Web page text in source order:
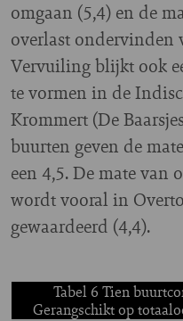
omgaan (5,4) en de
overlast ondervinden
Vervuiling blijkt ook
te vormen in de
Krommert (De
buurten geven de
een 4,5. De mate
wordt vooral in
gewaardeerd (4,4).
Tabel 6 Tien
Gerangschikt op